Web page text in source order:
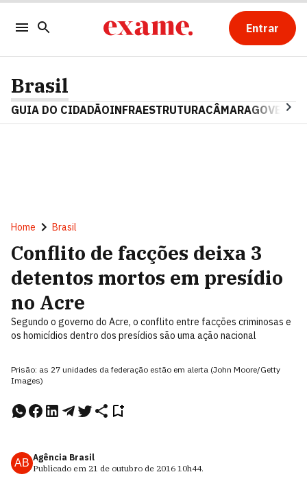
Entrar
Brasil
GUIA DO CIDADÃOINFRAESTRUTURACÂMARAGOVERNO
Home Brasil
Conflito de facções deixa 3
detentos mortos em presídio
no Acre
Segundo o governo do Acre, o conflito entre facções criminosas e
os homicídios dentro dos presídios são uma ação nacional
Prisão: as 27 unidades da federação estão em alerta (John Moore/Getty
Images)
AB Agência Brasil
Publicado em 21 de outubro de 2016 10h44.